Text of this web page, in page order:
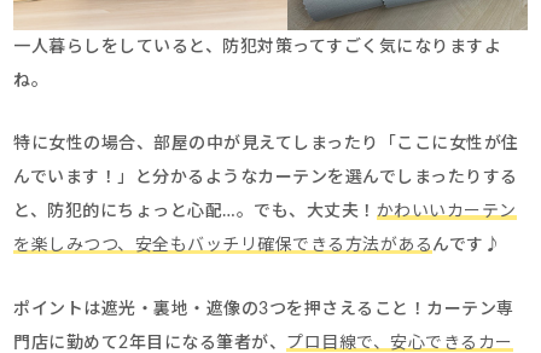
一人暮らしをしていると、防犯対策ってすごく気になりますよ
ね。
特に女性の場合、部屋の中が見えてしまったり「ここに女性が住
んでいます！」と分かるようなカーテンを選んでしまったりする
と、防犯的にちょっと心配…。でも、大丈夫！ かわいいカーテン
を楽しみつつ、安全もバッチリ確保できる方法がある んです♪
ポイントは遮光・裏地・遮像の3つを押さえること！カーテン専
門店に勤めて2年目になる筆者が、 プロ目線で、安心できるカー